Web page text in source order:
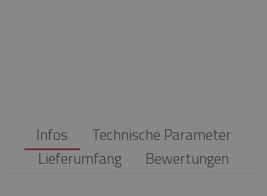
Infos
Technische Parameter
Lieferumfang
Bewertungen